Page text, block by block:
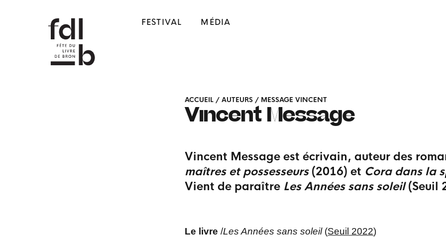
FESTIVAL MÉDIA
ACCUEIL /AUTEURS / MESSAGE VINCENT
Vincent Message
Vincent Message est écrivain, auteur des
maîtres et possesseurs(2016) et Cora dans la
Vient de paraître Les Années sans soleil(Seuil
Le livre /Les Années sans soleil(Seuil 2022)